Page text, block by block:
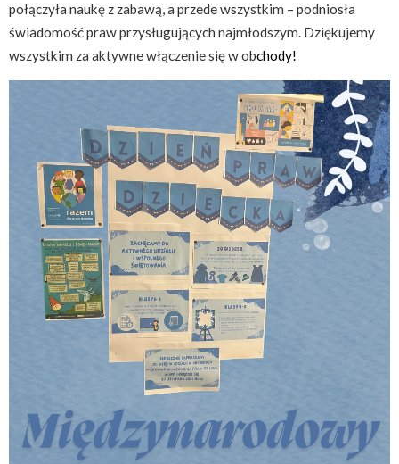
połączyła naukę z zabawą, a przede wszystkim – podniosła
świadomość praw przysługujących najmłodszym. Dziękujemy
wszystkim za aktywne włączenie się w obchody!